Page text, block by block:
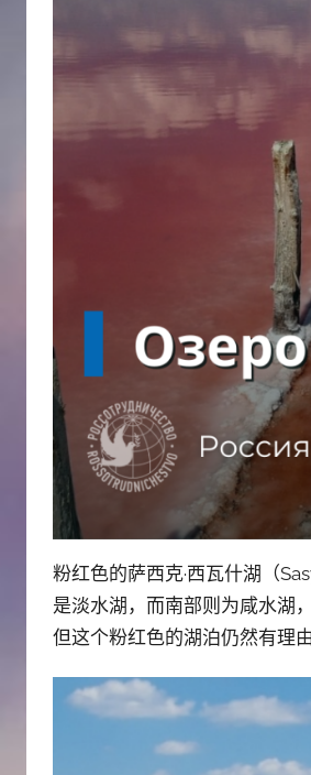
粉红色的萨西克·西瓦什湖（
是淡水湖，而南部则为咸水湖
但这个粉红色的湖泊仍然有理